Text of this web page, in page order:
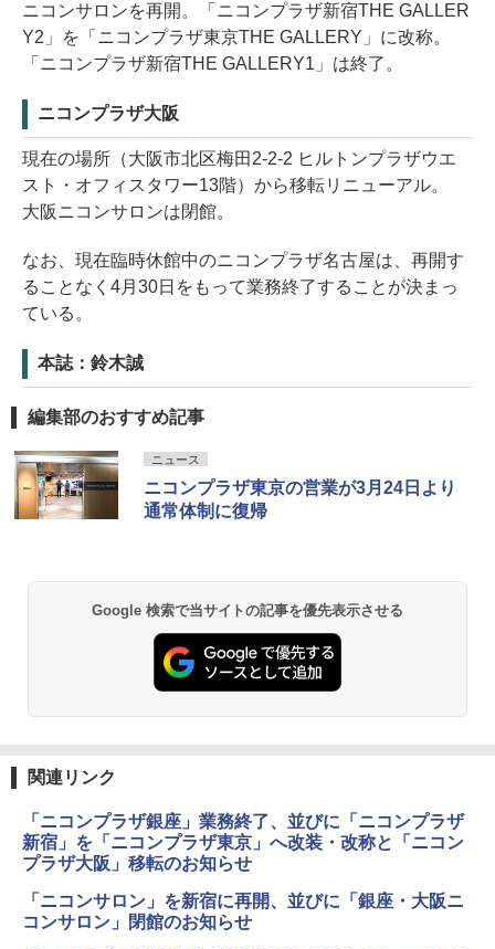
ニコンサロンを再開。「ニコンプラザ新宿THE GALLER
Y2」を「ニコンプラザ東京THE GALLERY」に改称。
「ニコンプラザ新宿THE GALLERY1」は終了。
ニコンプラザ大阪
現在の場所（大阪市北区梅田2-2-2 ヒルトンプラザウエ
スト・オフィスタワー13階）から移転リニューアル。
大阪ニコンサロンは閉館。
なお、現在臨時休館中のニコンプラザ名古屋は、再開す
ることなく4月30日をもって業務終了することが決まっ
ている。
本誌：鈴木誠
編集部のおすすめ記事
ニュース
ニコンプラザ東京の営業が3月24日より
通常体制に復帰
Google 検索で当サイトの記事を優先表示させる
関連リンク
「ニコンプラザ銀座」業務終了、並びに「ニコンプラザ
新宿」を「ニコンプラザ東京」へ改装・改称と「ニコン
プラザ大阪」移転のお知らせ
「ニコンサロン」を新宿に再開、並びに「銀座・大阪ニ
コンサロン」閉館のお知らせ